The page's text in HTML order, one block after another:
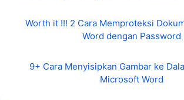
Worth it !!! 2 Cara Memproteksi
Word dengan Password
9+ Cara Menyisipkan Gambar ke
Microsoft Word